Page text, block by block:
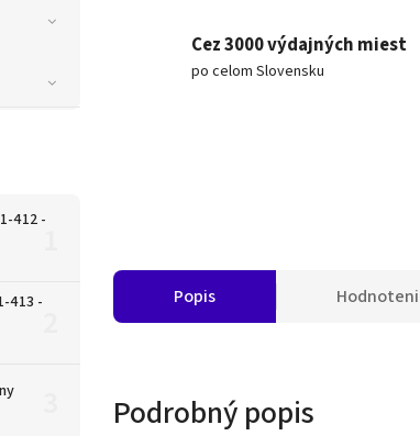
412 -
413 -
Cez 3000 výdajných miest
po celom Slovensku
Popis
Podrobný popis